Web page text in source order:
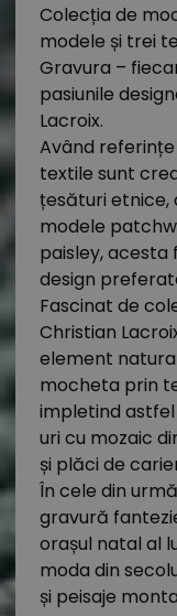
Colecția de
modele și trei
Gravura –
pasiunile
Lacroix.
Având
textile sunt
țesături etnice,
modele
paisley, acesta
design
Fascinat de
Christian
element
mocheta prin
impletind
uri cu mozaic
și plăci de
În cele din
gravură
orașul natal al
moda din
și peisaje